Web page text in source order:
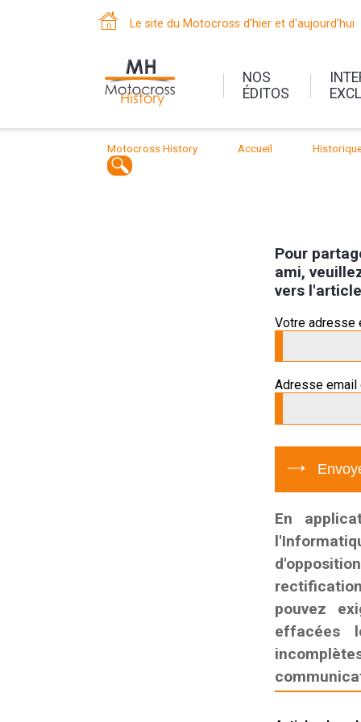
Le site du Motocross d'hier et d'aujourd'hui
NOS
ÉDITOS
Motocross History Accueil
Pour
ami,
vers
Votre adresse
Adresse email
En
pouvez
effacées